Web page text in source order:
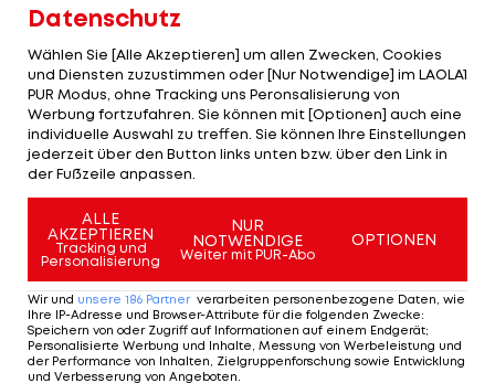
Ralf Rangnick
Österreich
Nationalität:Deutschland
Im Amt seit:1. Juni 2022
Größte Erfolge als Coach:EM-Teilnahme (2024),
DFB Pokal (2010/11), Deutscher Supercup (2012),
Deutscher Zweitliga-Meister (2001/02)
2 VON 25
Datenschutz
Wählen Sie [Alle Akzeptieren] um allen Zwecken, Cookies
und Diensten zuzustimmen oder [Nur Notwendige] im LAOLA1
PUR Modus, ohne Tracking uns Peronsalisierung von
Werbung fortzufahren. Sie können mit [Optionen] auch eine
individuelle Auswahl zu treffen. Sie können Ihre Einstellungen
jederzeit über den Button links unten bzw. über den Link in
der Fußzeile anpassen.
ALLE
AKZEPTIEREN
Tracking und
Personalisierung
NUR
NOTWENDIGE
Weiter mit PUR-Abo
OPTIONEN
Wir und unsere 186 Partner verarbeiten personenbezogene Daten, wie
Ihre IP-Adresse und Browser-Attribute für die folgenden Zwecke:
Speichern von oder Zugriff auf Informationen auf einem Endgerät;
Personalisierte Werbung und Inhalte, Messung von Werbeleistung und
der Performance von Inhalten, Zielgruppenforschung sowie Entwicklung
und Verbesserung von Angeboten